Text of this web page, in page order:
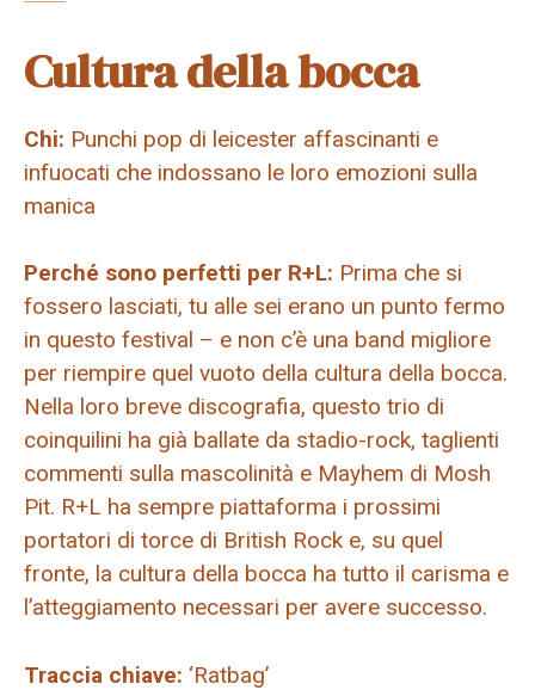
Cultura della bocca
Chi: Punchi pop di leicester affascinanti e
infuocati che indossano le loro emozioni sulla
manica
Perché sono perfetti per R+L: Prima che si
fossero lasciati, tu alle sei erano un punto fermo
in questo festival – e non c’è una band migliore
per riempire quel vuoto della cultura della bocca.
Nella loro breve discografia, questo trio di
coinquilini ha già ballate da stadio-rock, taglienti
commenti sulla mascolinità e Mayhem di Mosh
Pit. R+L ha sempre piattaforma i prossimi
portatori di torce di British Rock e, su quel
fronte, la cultura della bocca ha tutto il carisma e
l’atteggiamento necessari per avere successo.
Traccia chiave: ‘Ratbag’